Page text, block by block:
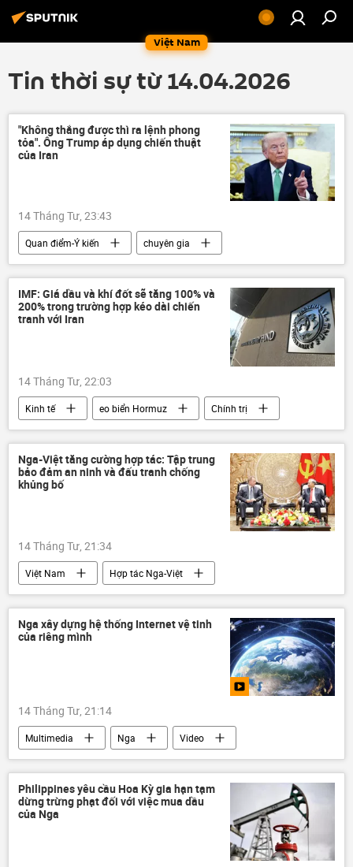
Việt Nam
Tin thời sự từ 14.04.2026
"Không thắng được thì ra lệnh phong
tỏa". Ông Trump áp dụng chiến thuật
của Iran
14 Tháng Tư, 23:43
Quan điểm-Ý kiến
chuyên gia
Hoa Kỳ
Donald Trump
Trung Đông
Chính trị
xung đột
Iran
Tehran
Washington
IMF: Giá dầu và khí đốt sẽ tăng 100% và
200% trong trường hợp kéo dài chiến
tranh với Iran
14 Tháng Tư, 22:03
Kinh tế eo biển Hormuz
Chính trị
Thế giới
IMF
Trung Đông
Châu Á
Châu Âu
sản xuất
Israel
Iran Hoa Kỳ
Nga-Việt tăng cường hợp tác: Tập trung
bảo đảm an ninh và đấu tranh chống
khủng bố
14 Tháng Tư, 21:34
Việt Nam
Hợp tác Nga-Việt
Cận vệ Rosgvardiya
Xã hội
an ninh
bảo vệ
khủng bố
Bộ Công an Việt Nam
Nga xây dựng hệ thống Internet vệ tinh
của riêng mình
14 Tháng Tư, 21:14
Multimedia Nga
Video
Infographics
Internet Thế giới
Philippines yêu cầu Hoa Kỳ gia hạn tạm
dừng trừng phạt đối với việc mua dầu
của Nga